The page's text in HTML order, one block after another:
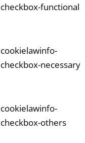
checkbox-functional
cookielawinfo-
checkbox-necessary
cookielawinfo-
checkbox-others